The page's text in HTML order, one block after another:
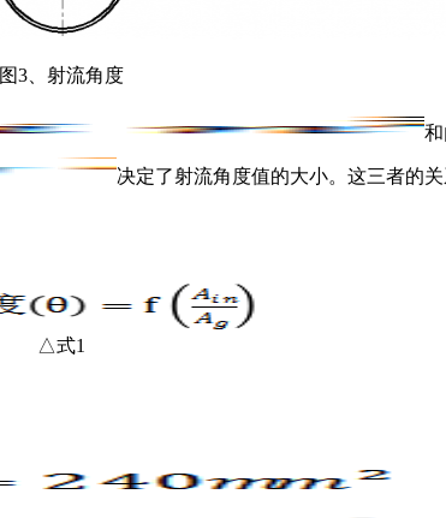
图3、射流角度
决定了射流角度值的大小。这三者的关
△式1